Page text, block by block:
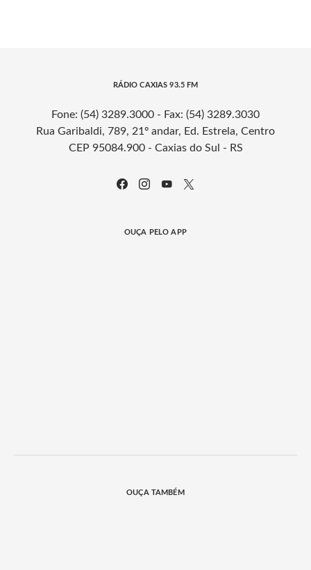
RÁDIO CAXIAS 93.5 FM
Fone: (54) 3289.3000 - Fax: (54) 3289.3030
Rua Garibaldi, 789, 21º andar, Ed. Estrela, Centro
CEP 95084.900 - Caxias do Sul - RS
OUÇA PELO APP
OUÇA TAMBÉM